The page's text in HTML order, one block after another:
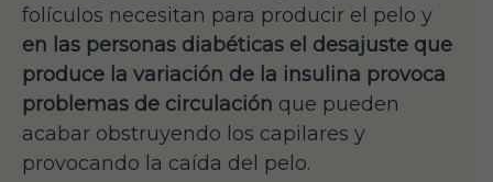
folículos necesitan para producir el pelo y
en las personas diabéticas el desajuste que
produce la variación de la insulina provoca
problemas de circulación que pueden
acabar obstruyendo los capilares y
provocando la caída del pelo.